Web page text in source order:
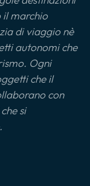
il marchio
di viaggio nè
autonomi che
Ogni
che il
con
si